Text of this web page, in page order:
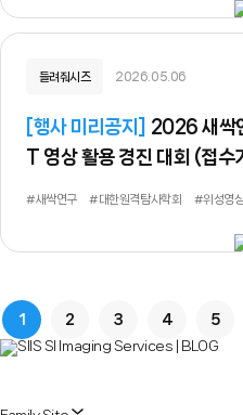
들려줘시즈 2026.05.06
행사 미리공지
T 영상 활용 경진 대회 (접
#새싹연구 #대한원격탐사학회 #위성영
1 2 3 4 5